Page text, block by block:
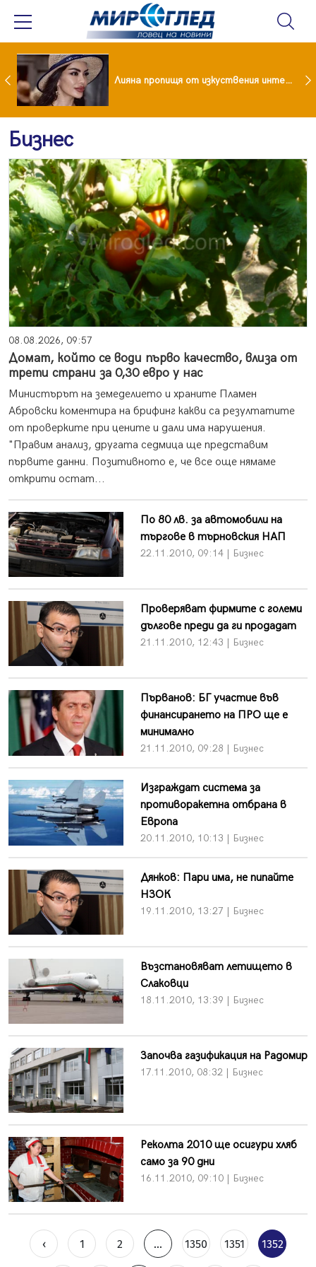
Популярен риалити герой заряза жена си заради друга Лияна пропищя от изкуствения интелект
Бизнес
08.08.2026, 09:57
Домат, който се води първо качество, влиза от
трети страни за 0,30 евро у нас
Министърът на земеделието и храните Пламен
Абровски коментира на брифинг какви са резултатите
от проверките при цените и дали има нарушения.
"Правим анализ, другата седмица ще представим
първите данни. Позитивното е, че все още нямаме
открити остат...
По 80 лв. за автомобили на
търгове в търновския НАП
22.11.2010, 09:14 | Бизнес
Проверяват фирмите с големи
дългове преди да ги продадат
21.11.2010, 12:43 | Бизнес
Първанов: БГ участие във
финансирането на ПРО ще е
минимално
21.11.2010, 09:28 | Бизнес
Изграждат система за
противоракетна отбрана в
Европа
20.11.2010, 10:13 | Бизнес
Дянков: Пари има, не пипайте
НЗОК
19.11.2010, 13:27 | Бизнес
Възстановяват летището в
Слаковци
18.11.2010, 13:39 | Бизнес
Започва газификация на Радомир
17.11.2010, 08:32 | Бизнес
Реколта 2010 ще осигури хляб
само за 90 дни
16.11.2010, 09:10 | Бизнес
‹ 1 2 ... 1350 1351 1352